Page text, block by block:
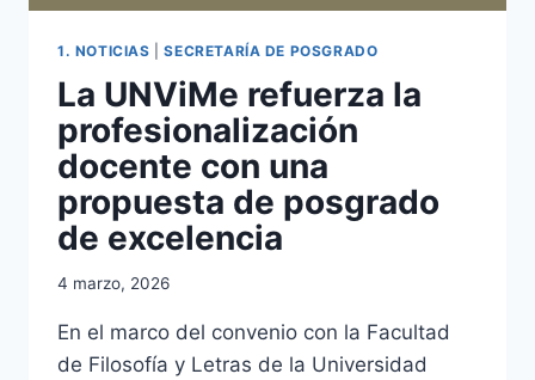
1. NOTICIAS |SECRETARÍA DE POSGRADO
La UNViMe refuerza la
profesionalización
docente con una
propuesta de posgrado
de excelencia
4 marzo, 2026
En el marco del convenio con la Facultad
de Filosofía y Letras de la Universidad